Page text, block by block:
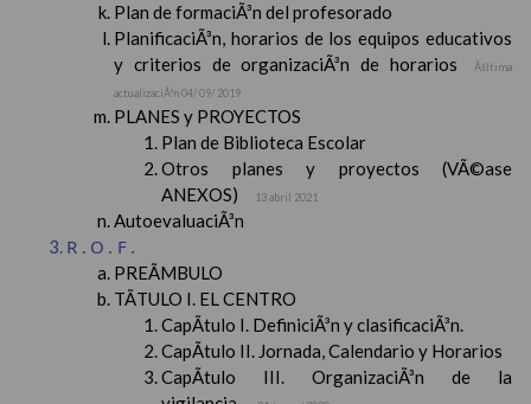
Plan de formaciÃ³n del profesorado
PlanificaciÃ³n, horarios de los equipos educativos
y criterios de organizaciÃ³n de horarios
Ãšltima
actualizaciÃ³n 04/ 09/ 2019
PLANES y PROYECTOS
Plan de Biblioteca Escolar
Otros planes y proyectos (VÃ©ase
ANEXOS)
13 abril 2021
AutoevaluaciÃ³n
R.O.F.
PREÃMBULO
TÃTULO I. EL CENTRO
CapÃ­tulo I. DefiniciÃ³n y clasificaciÃ³n.
CapÃ­tulo II. Jornada, Calendario y Horarios
CapÃ­tulo III. OrganizaciÃ³n de la